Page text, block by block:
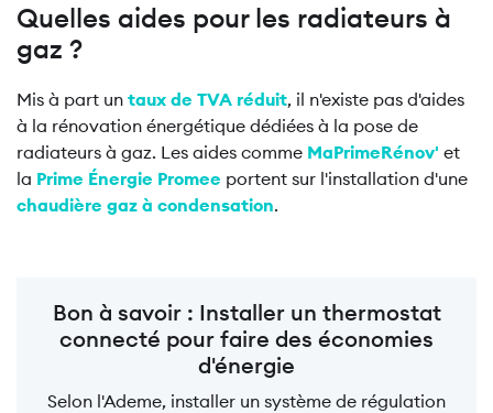
Quelles aides pour les radiateurs à
gaz ?
Mis à part un taux de TVA réduit, il n'existe pas d'aides
à la rénovation énergétique dédiées à la pose de
radiateurs à gaz. Les aides comme MaPrimeRénov' et
la Prime Énergie Promee portent sur l'installation d'une
chaudière gaz à condensation.
Bon à savoir : Installer un thermostat
connecté pour faire des économies
d'énergie
Selon l'Ademe, installer un système de régulation